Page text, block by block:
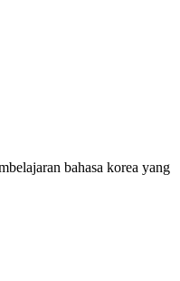
bahasa korea yang